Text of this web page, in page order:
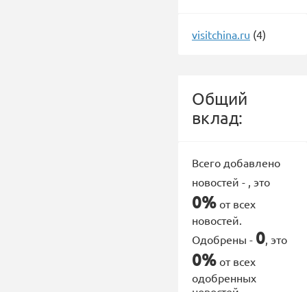
visitchina.ru (4)
Общий
вклад:
Всего добавлено
новостей - , это
0% от всех
новостей.
Одобрены - 0, это
0% от всех
одобренных